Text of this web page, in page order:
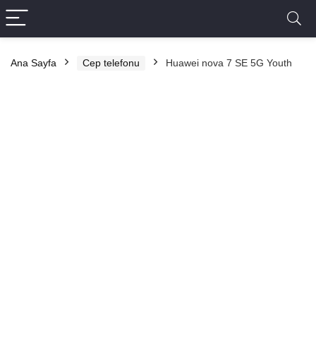
Ana Sayfa Cep telefonu Huawei nova 7 SE 5G Youth